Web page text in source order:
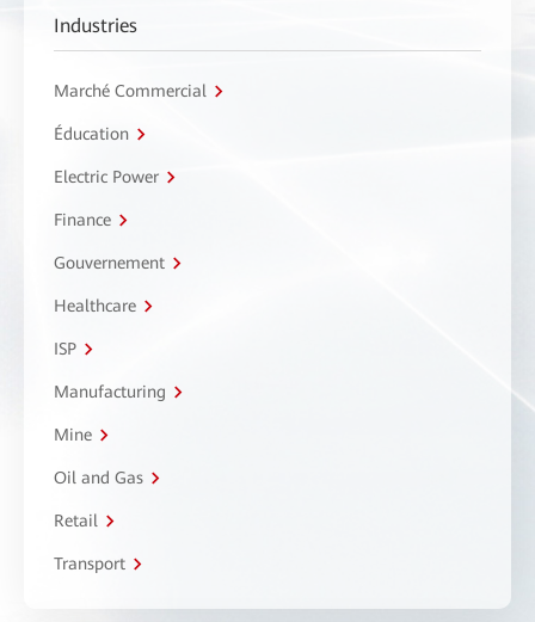
Industries
Marché Commercial
Éducation
Electric Power
Finance
Gouvernement
Healthcare
ISP
Manufacturing
Mine
Oil and Gas
Retail
Transport